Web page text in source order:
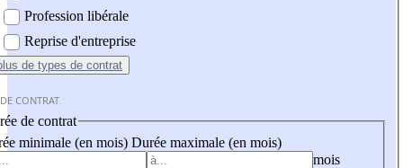
Profession libérale
Reprise d'entreprise
de types de contrat
CONTRAT
de contrat
minimale (en mois) Durée maximale (en mois)
mois